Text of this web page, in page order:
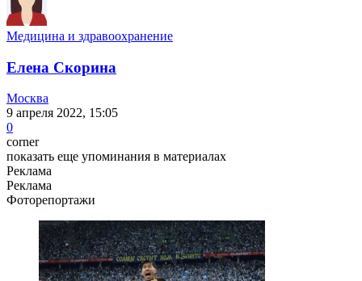
Медицина и здравоохранение
Елена Скорина
Москва
9 апреля 2022, 15:05
0
corner
показать еще упоминания в материалах
Реклама
Реклама
Фоторепортажи